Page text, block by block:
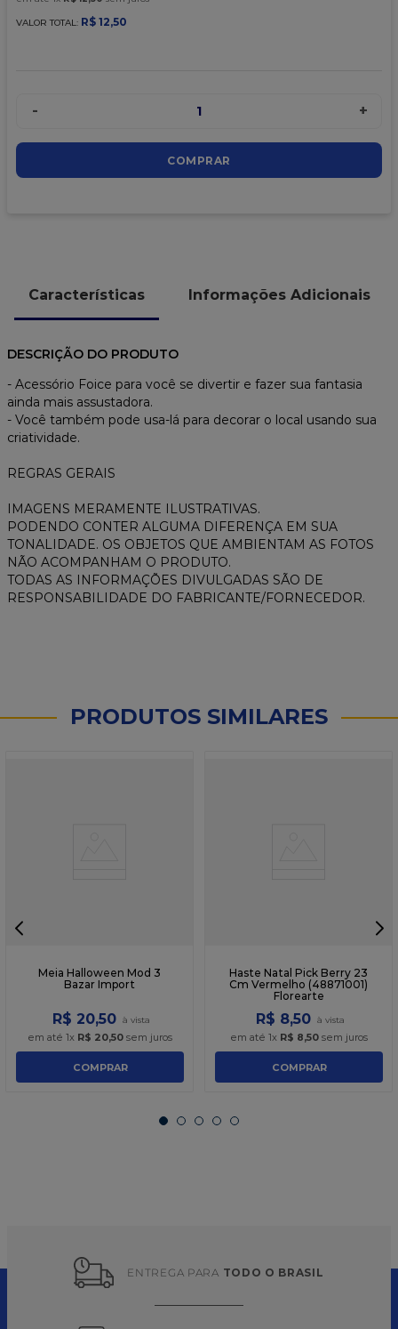
VALOR TOTAL: R$ 12,50
- 1 +
COMPRAR
Características Informações Adicionais
DESCRIÇÃO DO PRODUTO
- Acessório Foice para você se divertir e fazer sua fantasia
ainda mais assustadora.
- Você também pode usa-lá para decorar o local usando sua
criatividade.
REGRAS GERAIS
IMAGENS MERAMENTE ILUSTRATIVAS.
PODENDO CONTER ALGUMA DIFERENÇA EM SUA
TONALIDADE. OS OBJETOS QUE AMBIENTAM AS FOTOS
NÃO ACOMPANHAM O PRODUTO.
TODAS AS INFORMAÇÕES DIVULGADAS SÃO DE
RESPONSABILIDADE DO FABRICANTE/FORNECEDOR.
PRODUTOS SIMILARES
Meia Halloween Mod 3
Bazar Import
R$ 20,50
em até 1x R$ 20,50sem juros
COMPRAR
Haste Natal Pick Berry 23
Cm Vermelho (48871001)
Florearte
R$ 8,50
em até 1x R$ 8,50sem juros
COMPRAR
ENTREGA PARA TODO O BRASIL
9 º
caixa kraft